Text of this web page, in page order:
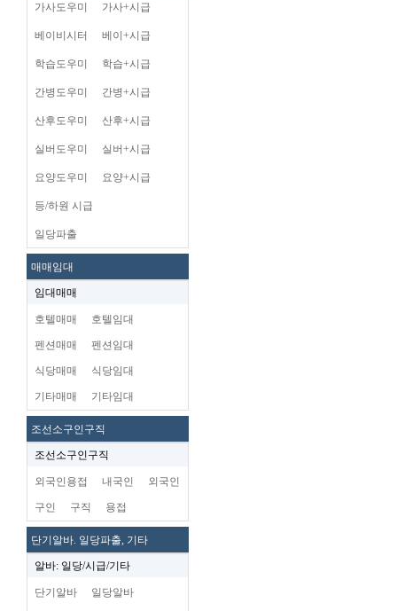
가사도우미 가사+시급
베이비시터 베이+시급
학습도우미 학습+시급
간병도우미 간병+시급
산후도우미 산후+시급
실버도우미 실버+시급
요양도우미 요양+시급
등/하원 시급
일당파출
매매임대
임대매매
호텔매매 호텔임대
펜션매매 펜션임대
식당매매 식당임대
기타매매 기타임대
조선소구인구직
조선소구인구직
외국인용접 내국인 외국인
구인 구직 용접
단기알바. 일당파출, 기타
알바: 일당/시급/기타
단기알바 일당알바